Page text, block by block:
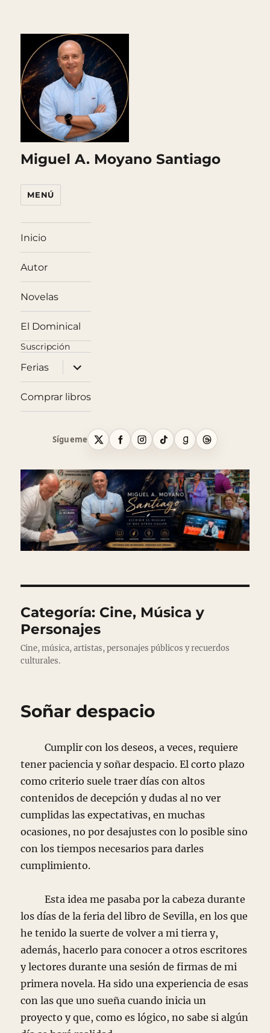
Miguel A. Moyano Santiago
MENÚ
Inicio
Autor
Novelas
El Dominical
Ferias
expande
el
menú
inferior
Comprar libros
Sígueme
Categoría: Cine, Música y
Personajes
Cine, música, artistas, personajes públicos y recuerdos
culturales.
Soñar despacio
Cumplir con los deseos, a veces, requiere
tener paciencia y soñar despacio. El corto plazo
como criterio suele traer días con altos
contenidos de decepción y dudas al no ver
cumplidas las expectativas, en muchas
ocasiones, no por desajustes con lo posible sino
con los tiempos necesarios para darles
cumplimiento.
Esta idea me pasaba por la cabeza durante
los días de la feria del libro de Sevilla, en los que
he tenido la suerte de volver a mi tierra y,
además, hacerlo para conocer a otros escritores
y lectores durante una sesión de firmas de mi
primera novela. Ha sido una experiencia de esas
con las que uno sueña cuando inicia un
proyecto y que, como es lógico, no sabe si algún